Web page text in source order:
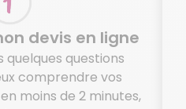
devis en ligne
quelques questions
comprendre vos
moins de 2 minutes,